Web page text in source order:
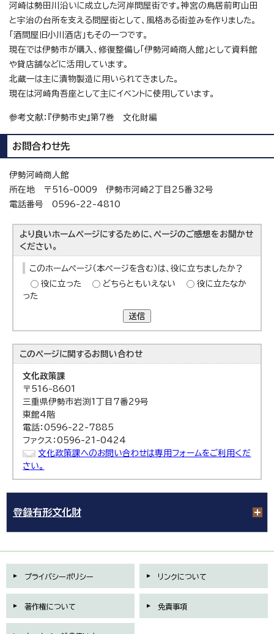
河崎は勢田川沿いに成立した河岸問屋街です。神宮の鳥居前町山田
と宇治の台所を支える問屋街として、風格ある街並みを作りました。
「酒問屋旧小川酒店」もその一つです。
現在では伊勢市が購入、修復整備し「伊勢河崎商人館」として資料館
や貸店舗などに活用しています。
北蔵一は主に漬物製造に用いられてきました。
現在は河崎角吾座として主にイベントに使用しています。
参考文献：『伊勢市史』第7巻 文化財編
お問合わせ先
伊勢河崎商人館
所在地 〒516-0009 伊勢市河崎2丁目25番32号
電話番号 0596-22-4810
より良いホームページにするために、ページのご感想をお聞かせ
ください。
このホームページ（本ページを含む）は、役に立ちましたか？
役に立った
どちらともいえない
役に立たなか
った
送信
このページに関するお問い合わせ
文化政策課
〒516-8601
三重県伊勢市岩渕1丁目7番29号
東館4階
電話：0596-22-7885
ファクス：0596-21-0424
文化政策課へのお問い合わせは専用フォームをご利用くだ
さい。
登録有形文化財
プライバシーポリシー リンクについて
著作権について 免責事項